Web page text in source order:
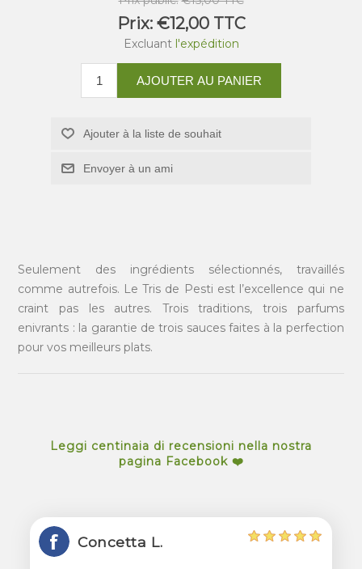
Prix: €12,00 TTC
Excluant l'expédition
AJOUTER AU PANIER
Ajouter à la liste de souhait
Envoyer à un ami
Seulement des ingrédients sélectionnés, travaillés
comme autrefois. Le Tris de Pesti est l’excellence qui ne
craint pas les autres. Trois traditions, trois parfums
enivrants : la garantie de trois sauces faites à la perfection
pour vos meilleurs plats.
Leggi centinaia di recensioni nella nostra
pagina Facebook ❤️
Concetta L.